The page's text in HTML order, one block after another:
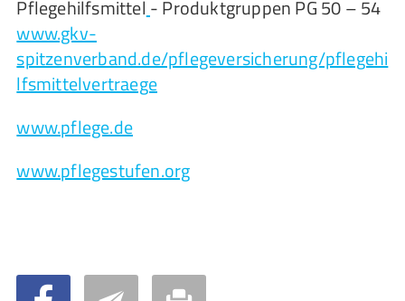
Pflegehilfsmittel - Produktgruppen PG 50 – 54
www.gkv-
spitzenverband.de/pflegeversicherung/pflegehi
lfsmittelvertraege
www.pflege.de
www.pflegestufen.org